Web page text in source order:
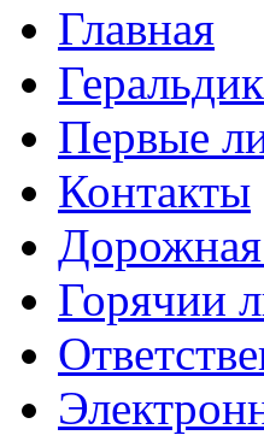
Главная
Первые
Контакты
Дорожная
Горячии